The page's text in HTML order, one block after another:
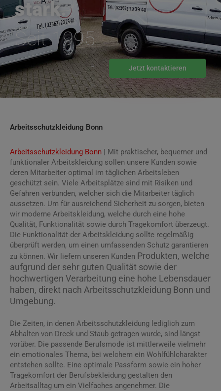
stark.
Seit 1995
Jetzt kontaktieren
Arbeitsschutzkleidung Bonn
Arbeitsschutzkleidung Bonn | Mit praktischer, bequemer und
funktionaler Arbeitskleidung sollen unsere Kunden sowie
deren Mitarbeiter optimal im täglichen Arbeitsleben
geschützt sein. Viele Arbeitsplätze sind mit Risiken und
Gefahren verbunden, welcher sich die Mitarbeiter täglich
aussetzen. Um für ausreichend Sicherheit zu sorgen, bieten
wir moderne Arbeitskleidung, welche durch eine hohe
Qualität, Funktionalität sowie durch Tragekomfort überzeugt.
Die Funktionalität der Arbeitskleidung sollte regelmäßig
überprüft werden, um einen umfassenden Schutz garantieren
zu können. Wir liefern unseren Kunden Produkten, welche
aufgrund der sehr guten Qualität sowie der
hochwertigen Verarbeitung eine hohe Lebensdauer
haben, direkt nach Arbeitsschutzkleidung Bonn und
Umgebung.
Die Zeiten, in denen Arbeitsschutzkleidung lediglich zum
Abhalten von Dreck und Staub getragen wurde, sind längst
vorüber. Die passende Berufsmode ist mittlerweile vielmehr
ein emotionales Thema, bei welchem ein Wohlfühlcharakter
entstehen sollte. Eine optimale Passform sowie ein hoher
Tragekomfort der Berufsbekleidung gestalten den
Arbeitsalltag um ein Vielfaches angenehmer. Die